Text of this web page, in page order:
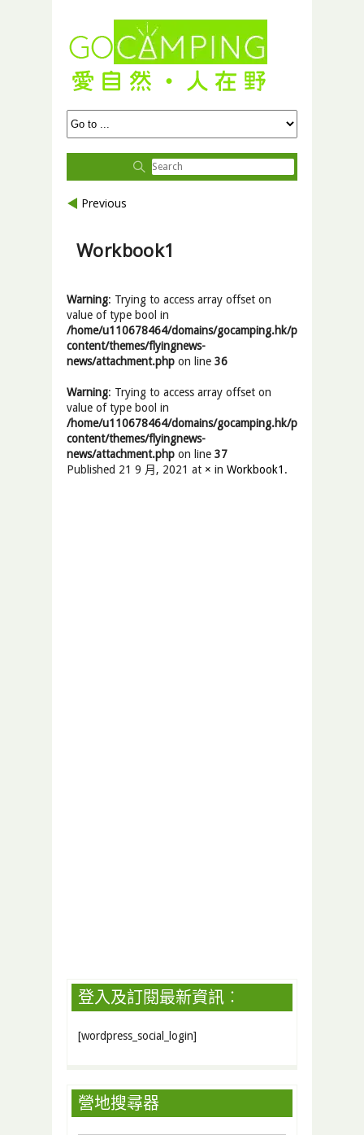
Previous
Workbook1
Warning: Trying to access array offset on
value of type bool in
/home/u110678464/domains/gocamping.hk/public_html/
content/themes/flyingnews-
news/attachment.php on line 36
Warning: Trying to access array offset on
value of type bool in
/home/u110678464/domains/gocamping.hk/public_html/
content/themes/flyingnews-
news/attachment.php on line 37
Published 21 9 月, 2021 at × in Workbook1 .
登入及訂閱最新資訊︰
[wordpress_social_login]
營地搜尋器